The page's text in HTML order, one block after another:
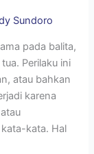
Sundoro
pada balita,
Perilaku ini
atau bahkan
karena
kata. Hal